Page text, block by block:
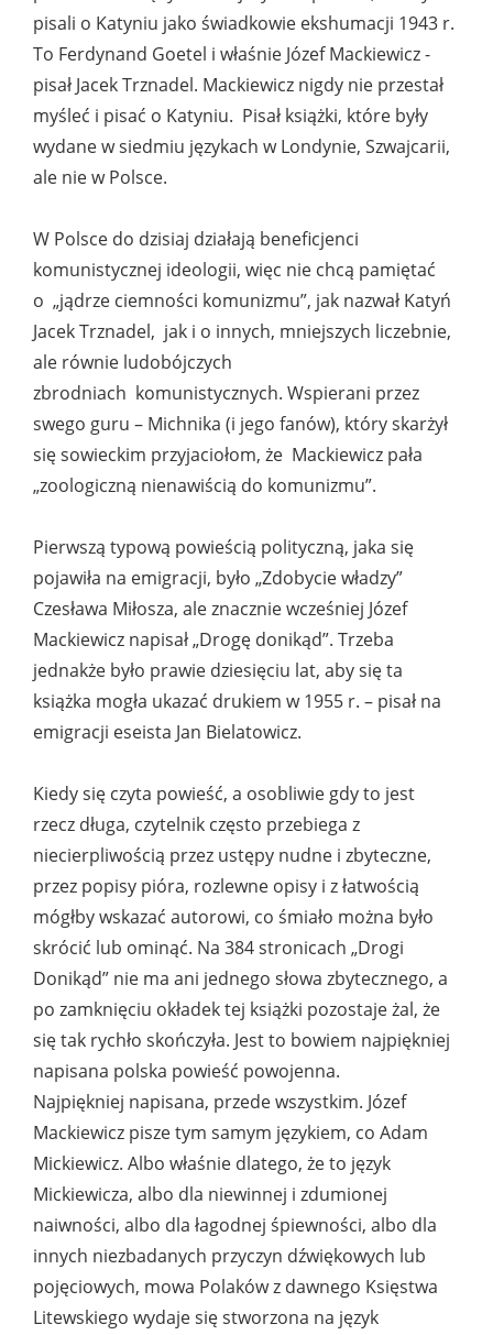
pisali o Katyniu jako świadkowie ekshumacji 1943 r.
To Ferdynand Goetel i właśnie Józef Mackiewicz -
pisał Jacek Trznadel. Mackiewicz nigdy nie przestał
myśleć i pisać o Katyniu. Pisał książki, które były
wydane w siedmiu językach w Londynie, Szwajcarii,
ale nie w Polsce.
W Polsce do dzisiaj działają beneficjenci
komunistycznej ideologii, więc nie chcą pamiętać
o „jądrze ciemności komunizmu”, jak nazwał Katyń
Jacek Trznadel, jak i o innych, mniejszych liczebnie,
ale równie ludobójczych
zbrodniach komunistycznych. Wspierani przez
swego guru – Michnika (i jego fanów), który skarżył
się sowieckim przyjaciołom, że Mackiewicz pała
„zoologiczną nienawiścią do komunizmu”.
Pierwszą typową powieścią polityczną, jaka się
pojawiła na emigracji, było „Zdobycie władzy”
Czesława Miłosza, ale znacznie wcześniej Józef
Mackiewicz napisał „Drogę donikąd”. Trzeba
jednakże było prawie dziesięciu lat, aby się ta
książka mogła ukazać drukiem w 1955 r. – pisał na
emigracji eseista Jan Bielatowicz.
Kiedy się czyta powieść, a osobliwie gdy to jest
rzecz długa, czytelnik często przebiega z
niecierpliwością przez ustępy nudne i zbyteczne,
przez popisy pióra, rozlewne opisy i z łatwością
mógłby wskazać autorowi, co śmiało można było
skrócić lub ominąć. Na 384 stronicach „Drogi
Donikąd” nie ma ani jednego słowa zbytecznego, a
po zamknięciu okładek tej książki pozostaje żal, że
się tak rychło skończyła. Jest to bowiem najpiękniej
napisana polska powieść powojenna.
Najpiękniej napisana, przede wszystkim. Józef
Mackiewicz pisze tym samym językiem, co Adam
Mickiewicz. Albo właśnie dlatego, że to język
Mickiewicza, albo dla niewinnej i zdumionej
naiwności, albo dla łagodnej śpiewności, albo dla
innych niezbadanych przyczyn dźwiękowych lub
pojęciowych, mowa Polaków z dawnego Księstwa
Litewskiego wydaje się stworzona na język